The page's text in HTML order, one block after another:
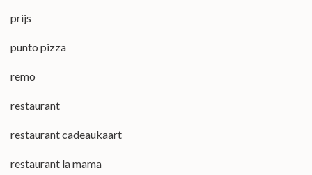
prijs
punto pizza
remo
restaurant
restaurant cadeaukaart
restaurant la mama